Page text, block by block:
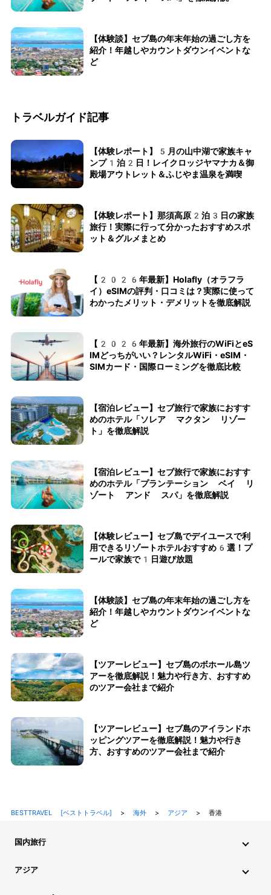
【体験談】セブ島の年末年始の過ごし方を
紹介！年越しやカウントダウンイベントな
ど
トラベルガイド記事
【体験レポート】5月の山中湖で家族キャ
ンプ1泊2日！レイクロッジヤマナカ＆御
殿場アウトレット＆ふじやま温泉を満喫
【体験レポート】那須高原2泊3日の家族
旅行！実際に行って分かったおすすめスポ
ット＆グルメまとめ
【2026年最新】Holafly（オラフラ
イ）eSIMの評判・口コミは？実際に使って
わかったメリット・デメリットを徹底解説
【2026年最新】海外旅行のWiFiとeS
IMどっちがいい？レンタルWiFi・eSIM・
SIMカード・国際ローミングを徹底比較
【宿泊レビュー】セブ旅行で家族におすす
めのホテル「ソレア マクタン リゾー
ト」を徹底解説
【宿泊レビュー】セブ旅行で家族におすす
めのホテル「プランテーション ベイ リ
ゾート アンド スパ」を徹底解説
【体験レビュー】セブ島でデイユースで利
用できるリゾートホテルおすすめ6選！プ
ールで家族で1日遊び放題
【体験談】セブ島の年末年始の過ごし方を
紹介！年越しやカウントダウンイベントな
ど
【ツアーレビュー】セブ島のボホール島ツ
アーを徹底解説！魅力や行き方、おすすめ
のツアー会社まで紹介
【ツアーレビュー】セブ島のアイランドホ
ッピングツアーを徹底解説！魅力や行き
方、おすすめのツアー会社まで紹介
BESTTRAVEL [ベストトラベル] > 海外> アジア > 香港
国内旅行
アジア